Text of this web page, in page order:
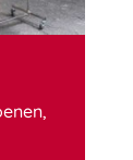
,